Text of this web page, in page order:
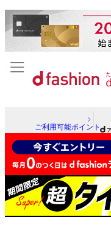
ご利用可能ポイント